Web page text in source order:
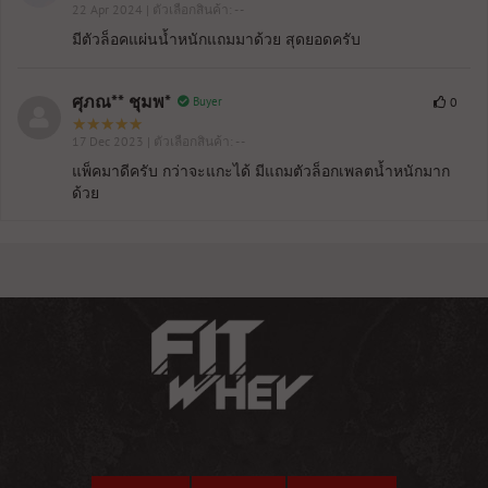
22 Apr 2024 | ตัวเลือกสินค้า: - -
มีตัวล็อคแผ่นน้ำหนักแถมมาด้วย สุดยอดครับ
ศุภณ** ชุมพ* Buyer
17 Dec 2023 | ตัวเลือกสินค้า: - -
0
แพ็คมาดีครับ กว่าจะแกะได้ มีแถมตัวล็อกเพลตน้ำหนักมาก
ด้วย